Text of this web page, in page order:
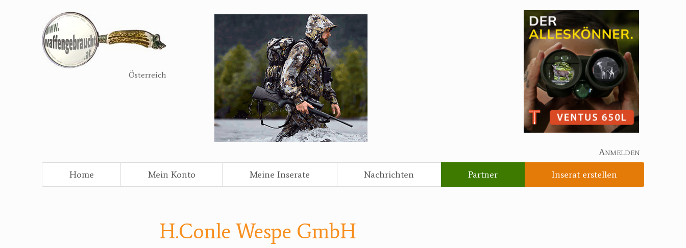
Österreich
Anmelden
Home
Mein Konto Meine Inserate Nachrichten Partner Inserat erstellen
H.Conle Wespe GmbH